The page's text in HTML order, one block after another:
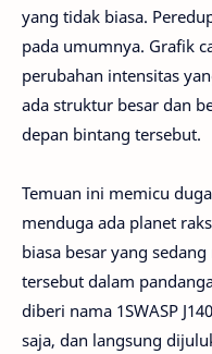
yang tidak biasa.
pada umumnya. Grafik
perubahan intensitas
ada struktur besar dan
depan bintang tersebut.
Temuan ini memicu
menduga ada planet
biasa besar yang
tersebut dalam
diberi nama 1SWASP
saja, dan langsung